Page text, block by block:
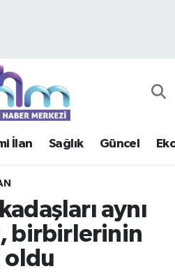
İlan Sağlık Güncel
aynı
birbirlerinin
oldu
Haritası
ve Fikstür